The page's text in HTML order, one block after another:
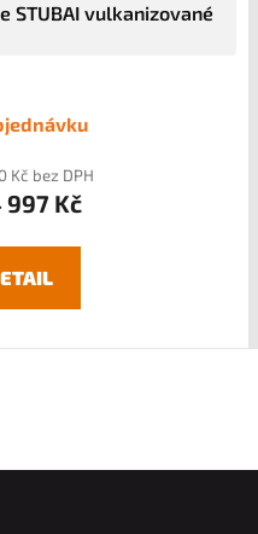
STUBAI vulkanizované
Kč bez DPH
997 Kč